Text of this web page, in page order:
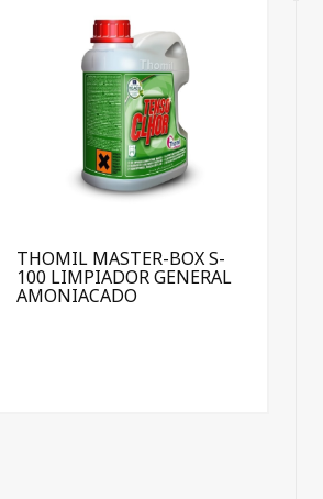
THOMIL MASTER-BOX S-
100 LIMPIADOR GENERAL
AMONIACADO